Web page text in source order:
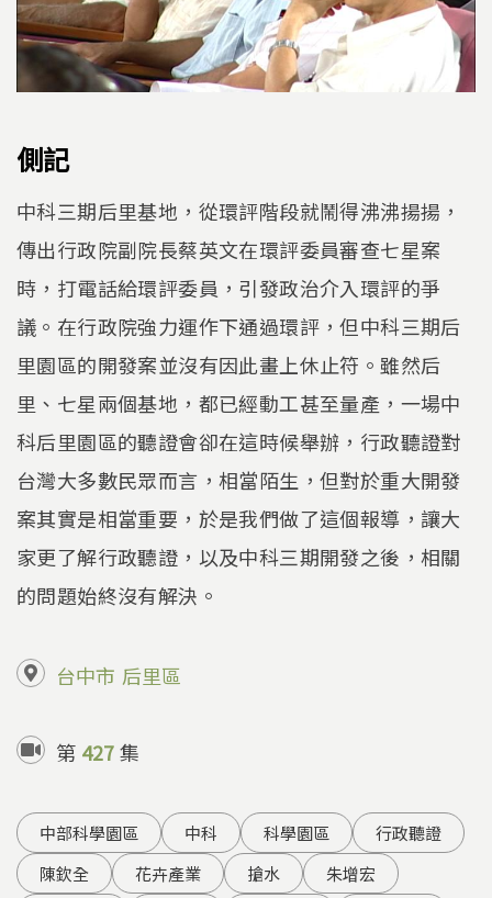
側記
中科三期后里基地，從環評階段就鬧得沸沸揚揚，
傳出行政院副院長蔡英文在環評委員審查七星案
時，打電話給環評委員，引發政治介入環評的爭
議。在行政院強力運作下通過環評，但中科三期后
里園區的開發案並沒有因此畫上休止符。雖然后
里、七星兩個基地，都已經動工甚至量產，一場中
科后里園區的聽證會卻在這時候舉辦，行政聽證對
台灣大多數民眾而言，相當陌生，但對於重大開發
案其實是相當重要，於是我們做了這個報導，讓大
家更了解行政聽證，以及中科三期開發之後，相關
的問題始終沒有解決。
台中市 后里區
第 427集
中部科學園區 中科 科學園區
行政聽證
陳欽全
花卉產業 搶水
朱增宏